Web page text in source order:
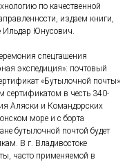
по качественной
издаем книги,
Ильдар Юнусович.
спецгашения
экспедиция»: почтовый
«Бутылочной почты»
сертификатом в честь 340-
Аляски и Командорских
море и с борта
бутылочной почтой будет
В г. Владивостоке
часто применяемой в